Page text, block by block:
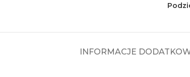
INFORMACJE